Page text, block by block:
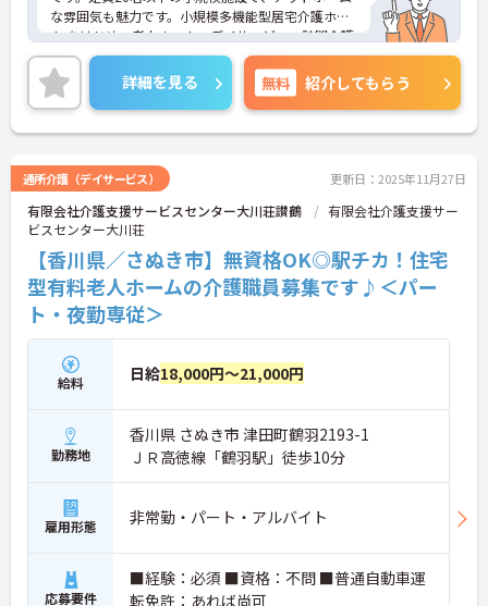
な雰囲気も魅力です。小規模多機能型居宅介護ホー
ム をはじめ、老人ホーム、デイサービス、訪問介護
事業.、居宅介護支援事業所を展開し、地域に密着し
たサービスを提供しています。ご興味のある方に
は、面接対策ポイントなど、さらに詳細をお話しい
たしますのでお気軽にご相談ください！
詳細を見る 無料 紹介してもらう
通所介護（デイサービス） 更新日：2025年11月27日
有限会社介護支援サービスセンター大川荘讃鶴
有限会社介護支援サー
ビスセンター大川荘
【香川県／さぬき市】無資格OK◎駅チカ！住宅
型有料老人ホームの介護職員募集です♪＜パー
ト・夜勤専従＞
給料 日給18,000円～21,000円
勤務地
香川県 さぬき市 津田町鶴羽2193-1
ＪＲ高徳線「鶴羽駅」徒歩10分
雇用形態 非常勤・パート・アルバイト
応募要件
■経験：必須 ■資格：不問 ■普通自動車運
転免許：あれば尚可